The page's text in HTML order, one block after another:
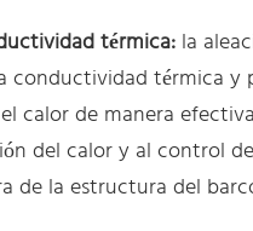
térmica:la
conductividad térmica y
calor de manera
del calor y al control
de la estructura del